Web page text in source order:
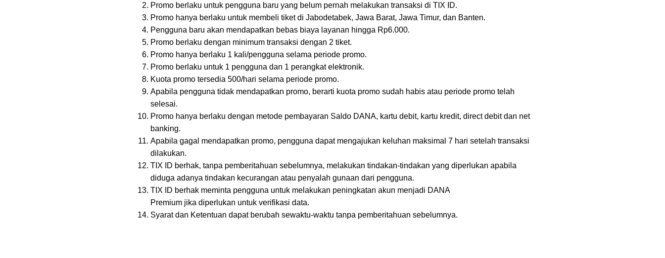
Promo berlaku untuk pengguna baru yang belum pernah melakukan transaksi di TIX ID.
Promo hanya berlaku untuk membeli tiket di Jabodetabek, Jawa Barat, Jawa Timur, dan Banten.
Pengguna baru akan mendapatkan bebas biaya layanan hingga Rp6.000.
Promo berlaku dengan minimum transaksi dengan 2 tiket.
Promo hanya berlaku 1 kali/pengguna selama periode promo.
Promo berlaku untuk 1 pengguna dan 1 perangkat elektronik.
Kuota promo tersedia 500/hari selama periode promo.
Apabila pengguna tidak mendapatkan promo, berarti kuota promo sudah habis atau periode promo telah
selesai.
Promo hanya berlaku dengan metode pembayaran Saldo DANA, kartu debit, kartu kredit, direct debit dan net
banking.
Apabila gagal mendapatkan promo, pengguna dapat mengajukan keluhan maksimal 7 hari setelah transaksi
dilakukan.
TIX ID berhak, tanpa pemberitahuan sebelumnya, melakukan tindakan-tindakan yang diperlukan apabila
diduga adanya tindakan kecurangan atau penyalah gunaan dari pengguna.
TIX ID berhak meminta pengguna untuk melakukan peningkatan akun menjadi DANA
Premium jika diperlukan untuk verifikasi data.
Syarat dan Ketentuan dapat berubah sewaktu-waktu tanpa pemberitahuan sebelumnya.